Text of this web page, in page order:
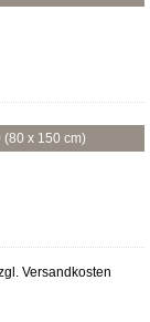
x 150 cm)
Versandkosten